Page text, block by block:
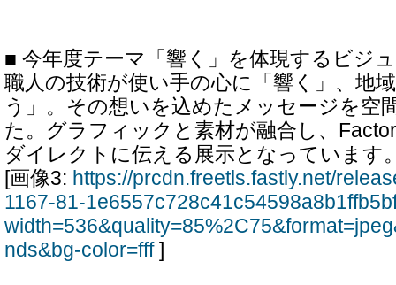
■ 今年度テーマ「響く」を体現するビジ
職人の技術が使い手の心に「響く」、地
う」。その想いを込めたメッセージを空
た。グラフィックと素材が融合し、
ダイレクトに伝える展示となっています
[画像3: https://prcdn.freetls.fastly.net/
1167-81-
nds&bg-color=fff]